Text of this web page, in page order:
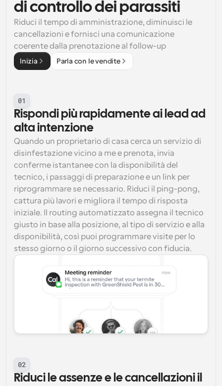
di controllo dei parassiti
Riduci il tempo di amministrazione, diminuisci le
cancellazioni e fornisci una comunicazione
coerente dalla prenotazione al follow-up
Inizia Parla con le vendite
01
Rispondi più rapidamente ai lead ad
alta intenzione
Quando un proprietario di casa cerca un servizio di
disinfestazione vicino a me e prenota, invia
conferme istantanee con la disponibilità del
tecnico, i passaggi di preparazione e un link per
riprogrammare se necessario. Riduci il ping-pong,
cattura più lavori e migliora il tempo di risposta
iniziale. Il routing automatizzato assegna il tecnico
giusto in base alla posizione, al tipo di servizio e alla
disponibilità, così puoi programmare visite per lo
stesso giorno o il giorno successivo con fiducia.
02
Riduci le assenze e le cancellazioni il